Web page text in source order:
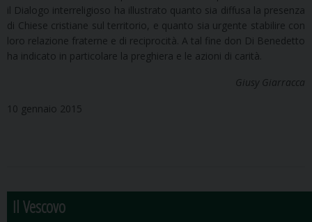
il Dialogo interreligioso ha illustrato quanto sia diffusa la presenza
di Chiese cristiane sul territorio, e quanto sia urgente stabilire con
loro relazione fraterne e di reciprocità. A tal fine don Di Benedetto
ha indicato in particolare la preghiera e le azioni di carità.
Giusy Giarracca
10 gennaio 2015
Il Vescovo